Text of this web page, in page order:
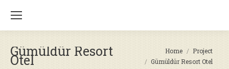
Gümüldür Resort
Otel
Home
Project
Gümüldür Resort Otel